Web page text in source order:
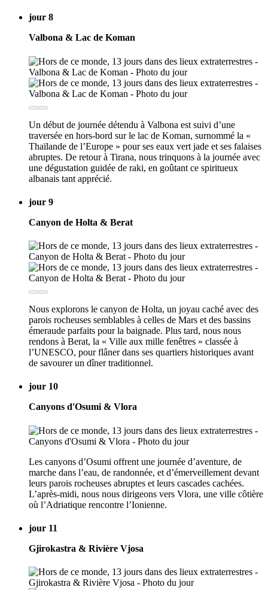
jour 8
Valbona & Lac de Koman
Un début de journée détendu à Valbona est suivi d’une
traversée en hors-bord sur le lac de Koman, surnommé la «
Thaïlande de l’Europe » pour ses eaux vert jade et ses falaises
abruptes. De retour à Tirana, nous trinquons à la journée avec
une dégustation guidée de raki, en goûtant ce spiritueux
albanais tant apprécié.
jour 9
Canyon de Holta & Berat
Nous explorons le canyon de Holta, un joyau caché avec des
parois rocheuses semblables à celles de Mars et des bassins
émeraude parfaits pour la baignade. Plus tard, nous nous
rendons à Berat, la « Ville aux mille fenêtres » classée à
l’UNESCO, pour flâner dans ses quartiers historiques avant
de savourer un dîner traditionnel.
jour 10
Canyons d'Osumi & Vlora
Les canyons d’Osumi offrent une journée d’aventure, de
marche dans l’eau, de randonnée, et d’émerveillement devant
leurs parois rocheuses abruptes et leurs cascades cachées.
L’après-midi, nous nous dirigeons vers Vlora, une ville côtière
où l’Adriatique rencontre l’Ionienne.
jour 11
Gjirokastra & Rivière Vjosa